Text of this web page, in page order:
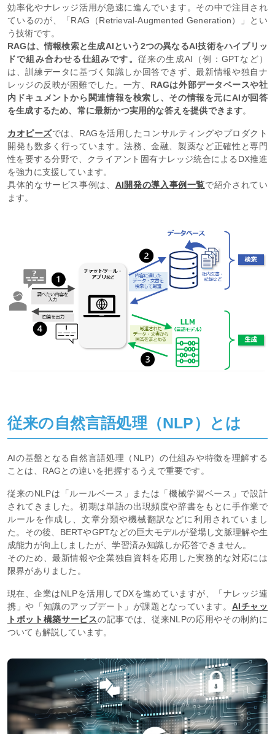
効率化やナレッジ活用が急速に進んでいます。その中で注目され
ているのが、「RAG（Retrieval-Augmented Generation）」とい
う技術です。
RAGは、情報検索と生成AIという2つの異なるAI技術をハイブリッ
ドで組み合わせる仕組みです。 従来の生成AI（例：GPTなど）
は、訓練データに基づく知識しか回答できず、最新情報や独自ナ
レッジの反映が困難でした。一方、 RAGは外部データベースや社
内ドキュメントから関連情報を検索し、その情報を元にAIが回答
を生成するため、常に最新かつ実用的な答えを提供できます。
カオピーズでは、RAGを活用したコンサルティングやプロダクト
開発も数多く行っています。法務、金融、製薬など正確性と専門
性を要する分野で、クライアント固有ナレッジ統合によるDX推進
を強力に支援しています。
具体的なサービス事例は、 AI開発の導入事例一覧で紹介されてい
ます。
従来の自然言語処理（NLP）とは
AIの基盤となる自然言語処理（NLP）の仕組みや特徴を理解する
ことは、RAGとの違いを把握するうえで重要です。
従来のNLPは「ルールベース」または「機械学習ベース」で設計
されてきました。初期は単語の出現頻度や辞書をもとに手作業で
ルールを作成し、文章分類や機械翻訳などに利用されていまし
た。その後、BERTやGPTなどの巨大モデルが登場し文脈理解や生
成能力が向上しましたが、学習済み知識しか応答できません。
そのため、最新情報や企業独自資料を応用した実務的な対応には
限界がありました。
現在、企業はNLPを活用してDXを進めていますが、「ナレッジ連
携」や「知識のアップデート」が課題となっています。 AIチャッ
トボット構築サービスの記事では、従来NLPの応用やその制約に
ついても解説しています。